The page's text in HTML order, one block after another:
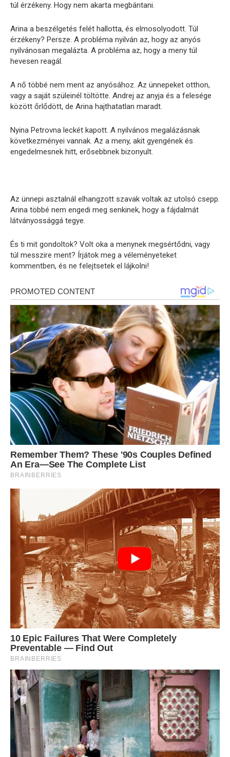
túl érzékeny. Hogy nem akarta megbántani.
Arina a beszélgetés felét hallotta, és elmosolyodott. Túl
érzékeny? Persze. A probléma nyilván az, hogy az anyós
nyilvánosan megalázta. A probléma az, hogy a meny túl
hevesen reagál.
A nő többé nem ment az anyósához. Az ünnepeket otthon,
vagy a saját szüleinél töltötte. Andrej az anyja és a felesége
között őrlődött, de Arina hajthatatlan maradt.
Nyina Petrovna leckét kapott. A nyilvános megalázásnak
következményei vannak. Az a meny, akit gyengének és
engedelmesnek hitt, erősebbnek bizonyult.
Az ünnepi asztalnál elhangzott szavak voltak az utolsó csepp.
Arina többé nem engedi meg senkinek, hogy a fájdalmát
látványossággá tegye.
És ti mit gondoltok? Volt oka a menynek megsértődni, vagy
túl messzire ment? Írjátok meg a véleményeteket
kommentben, és ne felejtsetek el lájkolni!